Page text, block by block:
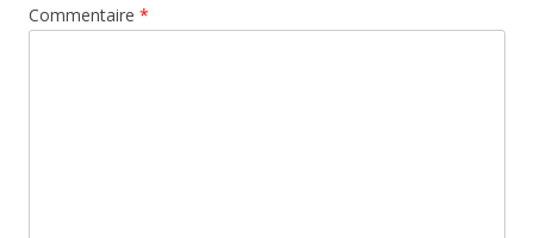
Commentaire *